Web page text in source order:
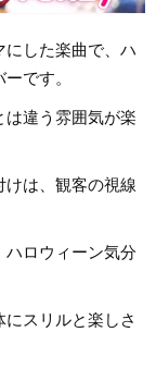
にした楽曲で、ハ
です。
は違う雰囲気が楽
けは、観客の視線
ハロウィーン気分
スリルと楽しさ